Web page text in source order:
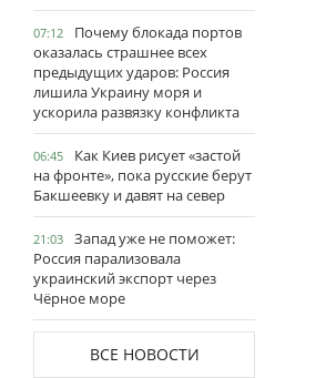
07:12
Почему блокада портов
оказалась страшнее всех
предыдущих ударов: Россия
лишила Украину моря и
ускорила развязку конфликта
06:45
Как Киев рисует «застой
на фронте», пока русские берут
Бакшеевку и давят на север
21:03
Запад уже не поможет:
Россия парализовала
украинский экспорт через
Чёрное море
ВСЕ НОВОСТИ